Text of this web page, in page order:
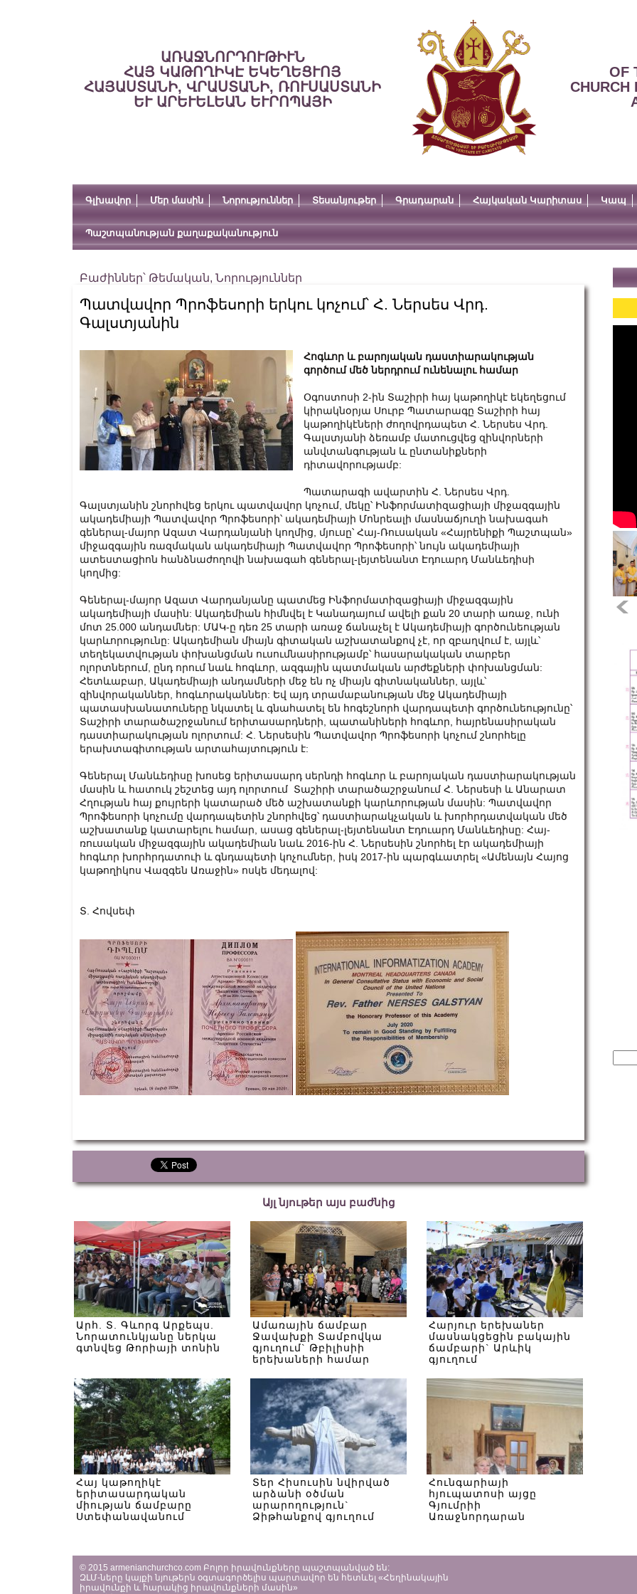
ԱՌԱՋՆՈՐԴՈՒԹԻՒՆ
ՀԱՅ ԿԱԹՈՂԻԿԷ ԵԿԵՂԵՑՒՈՅ
ՀԱՅԱՍՏԱՆԻ, ՎՐԱՍՏԱՆԻ, ՌՈՒՍԱՍՏԱՆԻ
ԵՒ ԱՐԵՒԵԼԵԱՆ ԵՒՐՈՊԱՅԻ
OF
CHURCH
Գլխավոր Մեր մասին Նորություններ Տեսանյութեր Գրադարան Հայկական Կարիտաս Կապ
Պաշտպանության քաղաքականություն
Բաժիններ՝ Թեմական, Նորություններ
Պատվավոր Պրոֆեսորի երկու կոչում՝ Հ. Ներսես Վրդ.
Գալստյանին
Հոգևոր և բարոյական դաստիարակության
գործում մեծ ներդրում ունենալու համար
Օգոստոսի 2-ին Տաշիրի հայ կաթողիկէ եկեղեցում
կիրակնօրյա Սուրբ Պատարագը Տաշիրի հայ
կաթողիկէների ժողովրդապետ Հ. Ներսես Վրդ.
Գալստյանի ձեռամբ մատուցվեց զինվորների
անվտանգության և ընտանիքների
դիտավորությամբ:
Պատարագի ավարտին Հ. Ներսես Վրդ.
Գալստյանին շնորհվեց երկու պատվավոր կոչում, մեկը՝ Ինֆորմատիզացիայի միջազգային
ակադեմիայի Պատվավոր Պրոֆեսորի՝ ակադեմիայի Մոնրեալի մասնաճյուղի նախագահ
գեներալ-մայոր Ազատ Վարդանյանի կողմից, մյուսը՝ Հայ-Ռուսական «Հայրենիքի Պաշտպան»
միջազգային ռազմական ակադեմիայի Պատվավոր Պրոֆեսորի՝ նույն ակադեմիայի
ատեստացիոն հանձնաժողովի նախագահ գեներալ-լեյտենանտ Էդուարդ Մանևեդիսի
կողմից:
Գեներալ-մայոր Ազատ Վարդանյանը պատմեց Ինֆորմատիզացիայի միջազգային
ակադեմիայի մասին: Ակադեմիան հիմնվել է Կանադայում ավելի քան 20 տարի առաջ, ունի
մոտ 25.000 անդամներ: ՄԱԿ-ը դեռ 25 տարի առաջ ճանաչել է Ակադեմիայի գործունեության
կարևորությունը: Ակադեմիան միայն գիտական աշխատանքով չէ, որ զբաղվում է, այլև՝
տեղեկատվության փոխանցման ուսումնասիրությամբ՝ հասարակական տարբեր
ոլորտներում, ընդ որում նաև հոգևոր, ազգային պատմական արժեքների փոխանցման:
Հետևաբար, Ակադեմիայի անդամների մեջ են ոչ միայն գիտնականներ, այլև՝
զինվորականներ, հոգևորականներ: Եվ այդ տրամաբանության մեջ Ակադեմիայի
պատասխանատուները նկատել և գնահատել են հոգեշնորհ վարդապետի գործունեությունը՝
Տաշիրի տարածաշրջանում երիտասարդների, պատանիների հոգևոր, հայրենասիրական
դաստիարակության ոլորտում: Հ. Ներսեսին Պատվավոր Պրոֆեսորի կոչում շնորհելը
երախտագիտության արտահայտություն է:
Գեներալ Մանևեդիսը խոսեց երիտասարդ սերնդի հոգևոր և բարոյական դաստիարակության
մասին և հատուկ շեշտեց այդ ոլորտում Տաշիրի տարածաշրջանում Հ. Ներսեսի և Անարատ
Հղության հայ քույրերի կատարած մեծ աշխատանքի կարևորության մասին: Պատվավոր
Պրոֆեսորի կոչումը վարդապետին շնորհվեց՝ դաստիարակչական և խորհրդատվական մեծ
աշխատանք կատարելու համար, ասաց գեներալ-լեյտենանտ Էդուարդ Մանևեդիսը: Հայ-
ռուսական միջազգային ակադեմիան նաև 2016-ին Հ. Ներսեսին շնորհել էր ակադեմիայի
հոգևոր խորհրդատուի և գնդապետի կոչումներ, իսկ 2017-ին պարգևատրել «Ամենայն Հայոց
կաթողիկոս Վազգեն Առաջին» ոսկե մեդալով:
Տ. Հովսեփ
Այլ նյութեր այս բաժնից
Արհ. Տ. Գևորգ Արքեպս.
Նորատունկյանը ներկա
գտնվեց Թորիայի տոնին
Ամառային ճամբար
Ջավախքի Տամբովկա
գյուղում` Թբիլիսիի
երեխաների համար
Հարյուր երեխաներ
մասնակցեցին բակային
ճամբարի` Արևիկ
գյուղում
Հայ կաթողիկէ
երիտասարդական
միության ճամբարը
Ստեփանավանում
Տեր Հիսուսին նվիրված
արձանի օծման
արարողություն`
Ձիթհանքով գյուղում
Հունգարիայի
հյուպատոսի այցը
Գյումրիի
Առաջնորդարան
for:
© 2015 armenianchurchco.com Բոլոր իրավունքները պաշտպանված են:
ԶԼՄ-ները կայքի նյութերն օգտագործելիս պարտավոր են հետևել «Հեղինակային
իրավունքի և հարակից իրավունքների մասին»